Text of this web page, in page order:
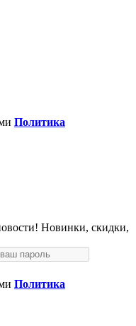
Политика
Новинки, скидки,
Политика